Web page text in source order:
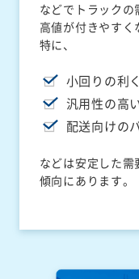
などでトラック
高値が付きやすく
特に、
小回りの利
汎用性の高
配送向けの
などは安定した
傾向にあります。